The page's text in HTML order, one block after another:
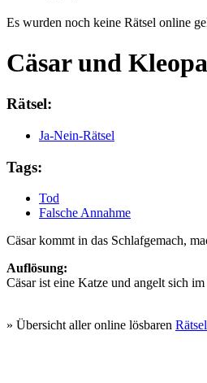
Es wurden noch keine Rätsel online
Cäsar und
Rätsel:
Ja-Nein-Rätsel
Tags:
Tod
Falsche Annahme
Cäsar kommt in das Schlafgemach,
Auflösung:
Cäsar ist eine Katze und angelt sich
» Übersicht aller online lösbaren